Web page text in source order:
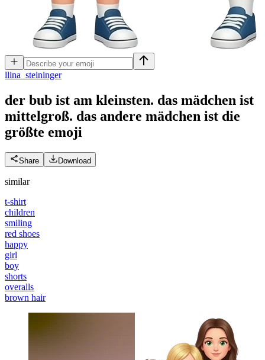
llina_steininger
der bub ist am kleinsten. das mädchen ist
mittelgroß. das andere mädchen ist die
größte emoji
Share Download
similar
t-shirt
children
smiling
red shoes
happy
girl
boy
shorts
overalls
brown hair